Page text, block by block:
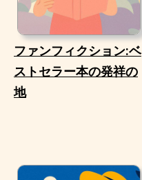
ファンフィクション:ベ
ストセラー本の発祥の
地